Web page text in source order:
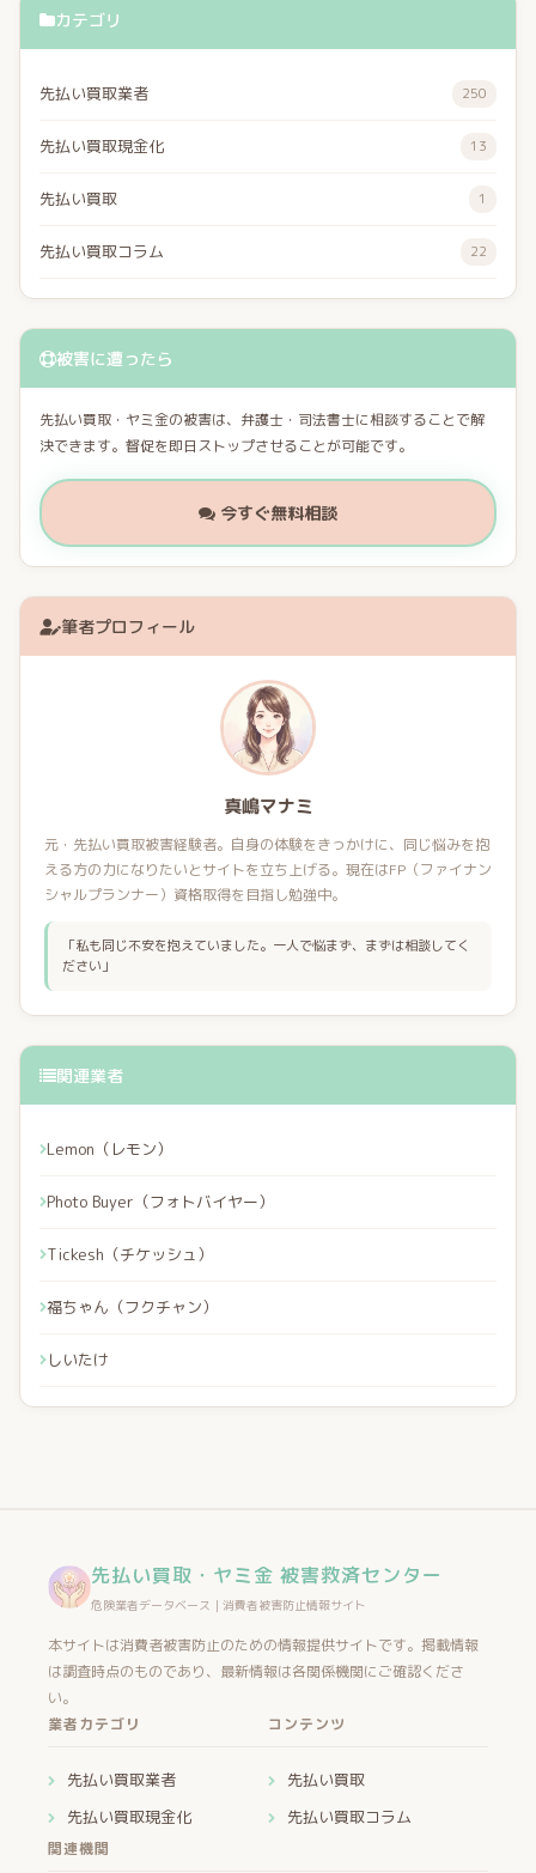
カテゴリ
先払い買取業者 250
先払い買取現金化 13
先払い買取 1
先払い買取コラム 22
被害に遭ったら
先払い買取・ヤミ金の被害は、弁護士・司法書士に相談することで解
決できます。督促を即日ストップさせることが可能です。
今すぐ無料相談
筆者プロフィール
真嶋マナミ
元・先払い買取被害経験者。自身の体験をきっかけに、同じ悩みを抱
える方の力になりたいとサイトを立ち上げる。現在はFP（ファイナン
シャルプランナー）資格取得を目指し勉強中。
「私も同じ不安を抱えていました。一人で悩まず、まずは相談してく
ださい」
関連業者
Lemon（レモン）
Photo Buyer（フォトバイヤー）
Tickesh（チケッシュ）
福ちゃん（フクチャン）
しいたけ
先払い買取・ヤミ金 被害救済センター
危険業者データベース｜消費者被害防止情報サイト
本サイトは消費者被害防止のための情報提供サイトです。掲載情報
は調査時点のものであり、最新情報は各関係機関にご確認くださ
い。
業者カテゴリ
先払い買取業者
先払い買取現金化
コンテンツ
先払い買取
先払い買取コラム
関連機関